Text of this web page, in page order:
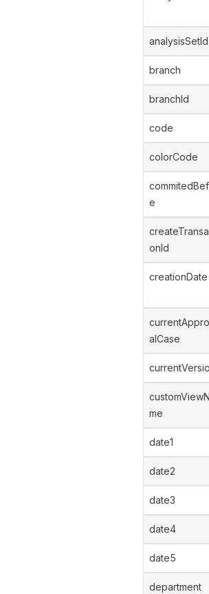
analysisSetId
branch
branchId
code
colorCode
e
onId
creationDate
alCase
me
date1
date2
date3
date4
date5
department